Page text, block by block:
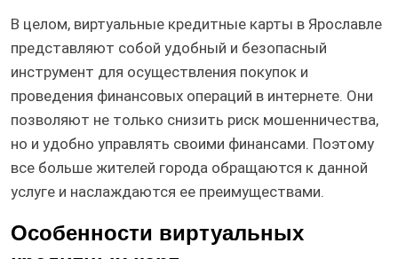
В целом, виртуальные кредитные карты в Ярославле
представляют собой удобный и безопасный
инструмент для осуществления покупок и
проведения финансовых операций в интернете. Они
позволяют не только снизить риск мошенничества,
но и удобно управлять своими финансами. Поэтому
все больше жителей города обращаются к данной
услуге и наслаждаются ее преимуществами.
Особенности виртуальных